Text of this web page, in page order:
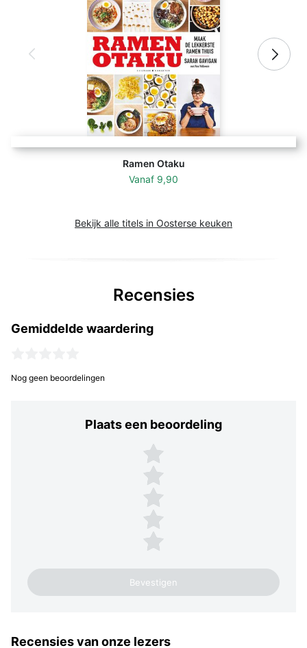
Ramen Otaku
Vanaf 9,90
Bekijk alle titels in Oosterse keuken
Recensies
Gemiddelde waardering
Nog geen beoordelingen
Plaats een beoordeling
Plaats een beoordeling
5 sterren
4 sterren
3 sterren
2 sterren
1 ster
Recensies van onze lezers